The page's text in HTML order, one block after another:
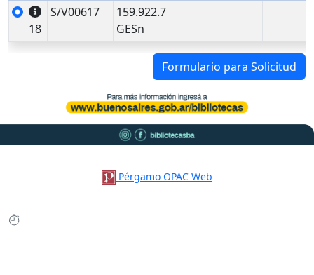
18
S/V00617
159.922.7
GESn
Formulario para Solicitud
Pérgamo OPAC Web